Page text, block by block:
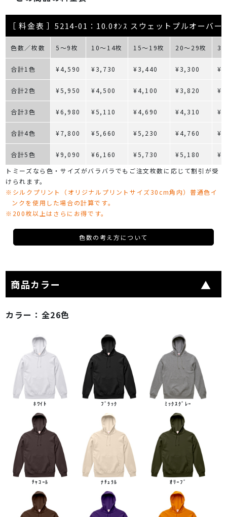
［ 料金表 ］5214-01：10.0ｵﾝｽ スウェットプルオーバー
色数／枚数 5～9枚 10～14枚 15～19枚 20～29枚
合計1色 ¥4,590 ¥3,730 ¥3,440 ¥3,300
合計2色 ¥5,950 ¥4,500 ¥4,100 ¥3,820
合計3色 ¥6,980 ¥5,110 ¥4,690 ¥4,310
合計4色 ¥7,800 ¥5,660 ¥5,230 ¥4,760
合計5色 ¥9,090 ¥6,160 ¥5,730 ¥5,180
トミーズなら色・サイズがバラバラでもご注文枚数に応じて割引が受
けられます。
※シルクプリント（オリジナルプリントサイズ30cm角内）普通色イ
ンクを使用した場合の計算です。
※200枚以上はさらにお得です。
色数の考え方について
商品カラー
カラー： 全26色
ﾎﾜｲﾄ ﾌﾞﾗｯｸ ﾐｯｸｽｸﾞﾚｰ
ﾁｬｺｰﾙ ﾅﾁｭﾗﾙ ｵﾘｰﾌﾞ